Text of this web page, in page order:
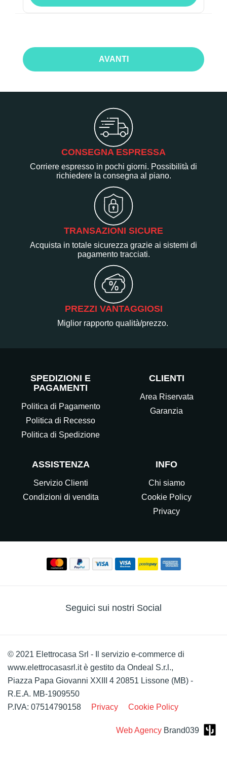
AVANTI
CONSEGNA ESPRESSA
Corriere espresso in pochi giorni. Possibilità di
richiedere la consegna al piano.
TRANSAZIONI SICURE
Acquista in totale sicurezza grazie ai sistemi di
pagamento tracciati.
PREZZI VANTAGGIOSI
Miglior rapporto qualità/prezzo.
SPEDIZIONI E
PAGAMENTI
Politica di Pagamento
Politica di Recesso
Politica di Spedizione
CLIENTI
Area Riservata
Garanzia
ASSISTENZA
Servizio Clienti
Condizioni di vendita
INFO
Chi siamo
Cookie Policy
Privacy
Seguici sui nostri Social
© 2021 Elettrocasa Srl - Il servizio e-commerce di
www.elettrocasasrl.it è gestito da Ondeal S.r.l.,
Piazza Papa Giovanni XXIII 4 20851 Lissone (MB) -
R.E.A. MB-1909550
P.IVA: 07514790158
Privacy Cookie Policy
Web Agency Brand039